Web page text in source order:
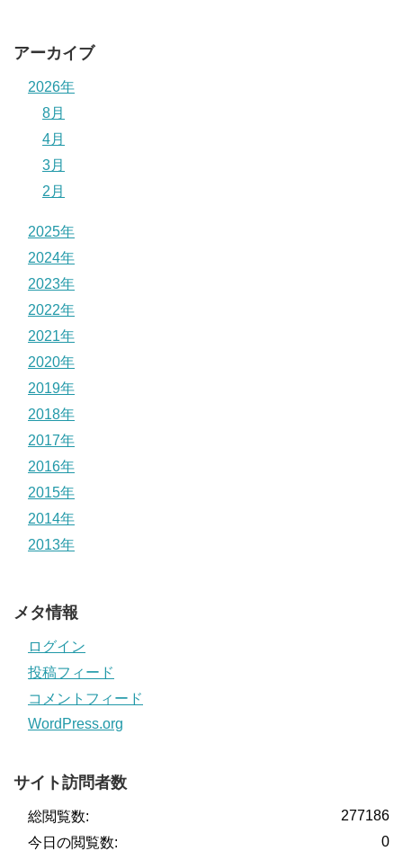
アーカイブ
2026年
8月
4月
3月
2月
2025年
2024年
2023年
2022年
2021年
2020年
2019年
2018年
2017年
2016年
2015年
2014年
2013年
メタ情報
ログイン
投稿フィード
コメントフィード
WordPress.org
サイト訪問者数
277186
総閲覧数:
0
今日の閲覧数: